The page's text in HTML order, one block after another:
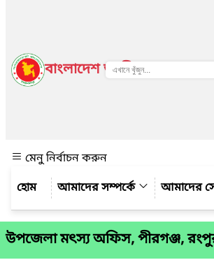
বাংলাদেশ জাতীয় তথ্য বাতায়ন
মেনু নির্বাচন করুন
আমাদের সম্পর্কে
আমাদের
উপজেলা মৎস্য অফিস, পীরগঞ্জ,